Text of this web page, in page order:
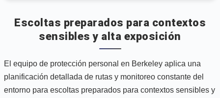
Escoltas preparados para contextos
sensibles y alta exposición
El equipo de protección personal en Berkeley aplica una
planificación detallada de rutas y monitoreo constante del
entorno para escoltas preparados para contextos sensibles y